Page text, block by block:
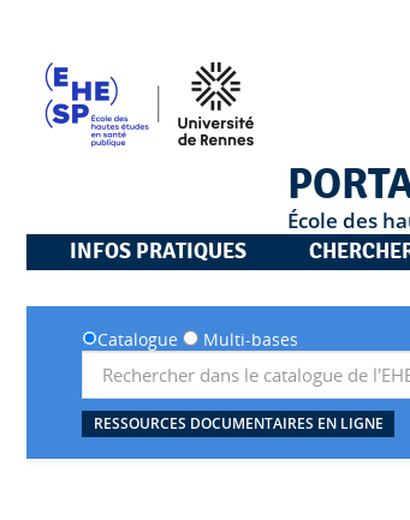
École des
INFOS PRATIQUES
Catalogue Multi-bases
RESSOURCES DOCUMENTAIRES EN LIGNE